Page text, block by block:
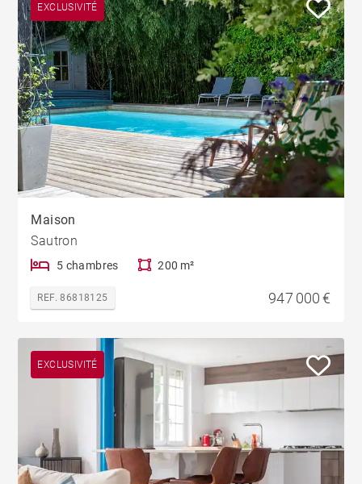
EXCLUSIVITÉ
Maison
Sautron
5 chambres 200 m²
REF. 86818125 947 000 €
EXCLUSIVITÉ